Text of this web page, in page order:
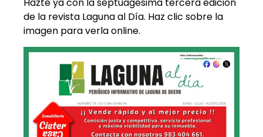
de la revista Laguna al Día. Haz clic sobre la
imagen para verla online.